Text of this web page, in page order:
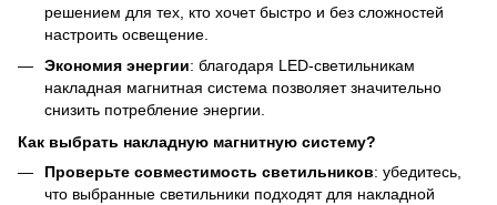
решением для тех, кто хочет быстро и без сложностей
настроить освещение.
Экономия энергии: благодаря LED-светильникам
накладная магнитная система позволяет значительно
снизить потребление энергии.
Как выбрать накладную магнитную систему?
Проверьте совместимость светильников: убедитесь,
что выбранные светильники подходят для накладной